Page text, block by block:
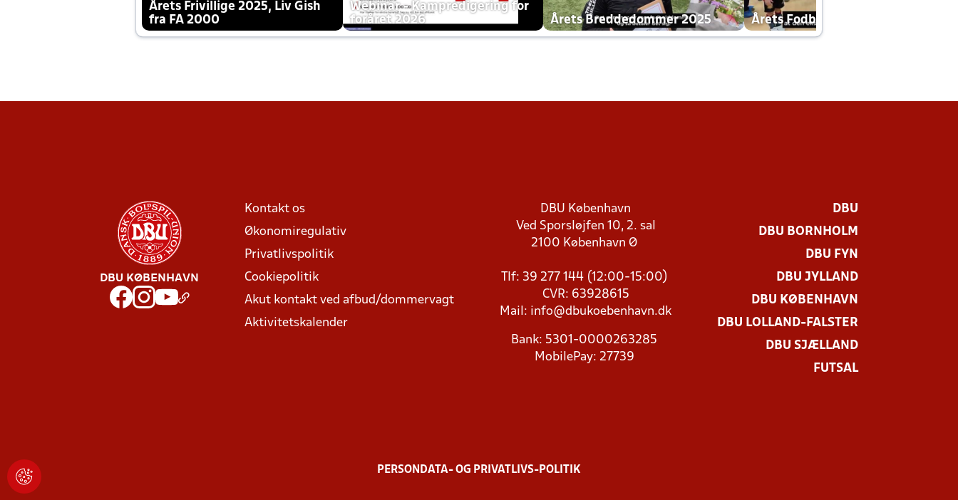
Årets Frivillige 2025, Liv Gish
fra FA 2000
Webinar - Kampredigering for
foråret 2026
Årets Breddedommer 2025 Årets Fodboldklub 2025 mp4
DBU KØBENHAVN
Kontakt os
Økonomiregulativ
Privatlivspolitik
Cookiepolitik
Akut kontakt ved afbud/dommervagt
Aktivitetskalender
DBU København
Ved Sporsløjfen 10, 2. sal
2100 København Ø
Tlf: 39 277 144 (12:00-15:00)
CVR: 63928615
Mail: info@dbukoebenhavn.dk
Bank: 5301-0000263285
MobilePay: 27739
DBU
DBU BORNHOLM
DBU FYN
DBU JYLLAND
DBU KØBENHAVN
DBU LOLLAND-FALSTER
DBU SJÆLLAND
FUTSAL
PERSONDATA- OG PRIVATLIVS-POLITIK